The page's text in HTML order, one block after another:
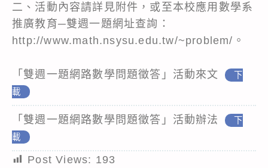
二、活動內容請詳見附件，或至本校應用數學系
推廣教育─雙週一題網址查詢：
http://www.math.nsysu.edu.tw/~problem/。
「雙週一題網路數學問題徵答」活動來文
下
載
「雙週一題網路數學問題徵答」活動辦法
下
載
Post Views: 193